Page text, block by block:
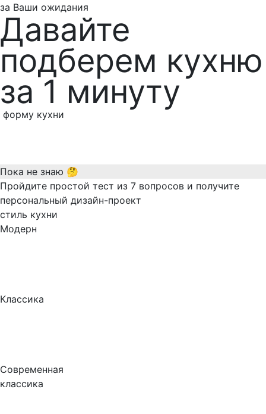
за Ваши ожидания
Давайте
подберем кухню
за 1 минуту
форму кухни
Пока не знаю 🤔
Пройдите простой тест из 7 вопросов и получите
персональный дизайн-проект
стиль кухни
Модерн
Классика
Современная
классика